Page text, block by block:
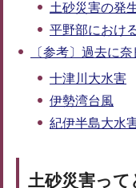
土砂災害の発
平野部におけ
〔参考〕過去に
十津川大水害
伊勢湾台風
紀伊半島大水
土砂災害って